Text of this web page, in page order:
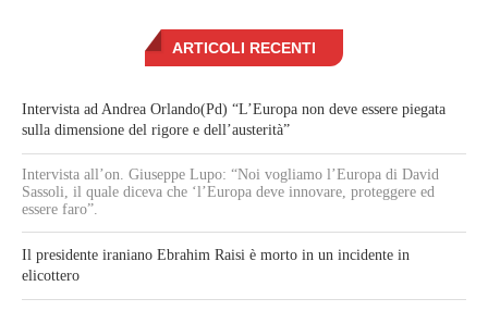
ARTICOLI RECENTI
Intervista ad Andrea Orlando(Pd) “L’Europa non deve essere piegata
sulla dimensione del rigore e dell’austerità”
Intervista all’on. Giuseppe Lupo: “Noi vogliamo l’Europa di David
Sassoli, il quale diceva che ‘l’Europa deve innovare, proteggere ed
essere faro”.
Il presidente iraniano Ebrahim Raisi è morto in un incidente in
elicottero